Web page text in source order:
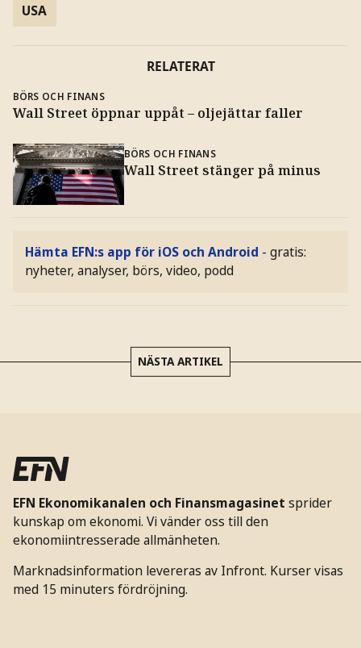
USA
RELATERAT
BÖRS OCH FINANS
Wall Street öppnar uppåt – oljejättar faller
BÖRS OCH FINANS
Wall Street stänger på minus
Hämta EFN:s app för iOS och Android - gratis:
nyheter, analyser, börs, video, podd
NÄSTA ARTIKEL
EFN Ekonomikanalen och Finansmagasinet sprider
kunskap om ekonomi. Vi vänder oss till den
ekonomiintresserade allmänheten.
Marknadsinformation levereras av Infront. Kurser visas
med 15 minuters fördröjning.